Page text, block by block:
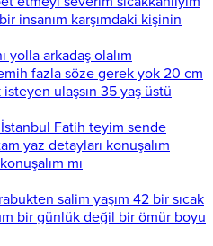
insanım karşımdaki kişinin
yolla arkadaş olalım
fazla söze gerek yok 20 cm
ulaşsın 35 yaş üstü
İstanbul Fatih teyim sende
yaz detayları konuşalım
mı
salim yaşım 42 bir sıcak
bir günlük değil bir ömür boyu